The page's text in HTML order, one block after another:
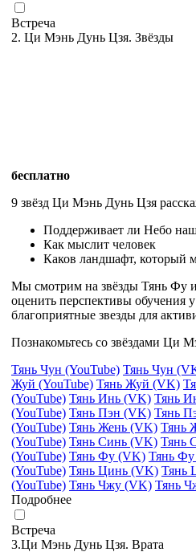
Встреча
2. Ци Мэнь Дунь Цзя. Звёзды
бесплатно
9 звёзд Ци Мэнь Дунь Цзя
Поддерживает ли Небо
Как мыслит человек
Каков ландшафт, который
Мы смотрим на звёзды Тянь Фу
оценить перспективы обучения
благоприятные звезды для
Познакомьтесь со звёздами Ци
Тянь Чун (YouTube) Тянь Чун
Жуй (YouTube) Тянь Жуй (VK)
(YouTube) Тянь Инь (VK) Тянь
(YouTube) Тянь Пэн (VK) Тянь
(YouTube) Тянь Жень (VK) Тянь
(YouTube) Тянь Синь (VK) Тянь
(YouTube) Тянь Фу (VK) Тянь Фу
(YouTube) Тянь Цинь (VK) Тянь
(YouTube) Тянь Чжу (VK) Тянь
Подробнее
Встреча
3.Ци Мэнь Дунь Цзя. Врата